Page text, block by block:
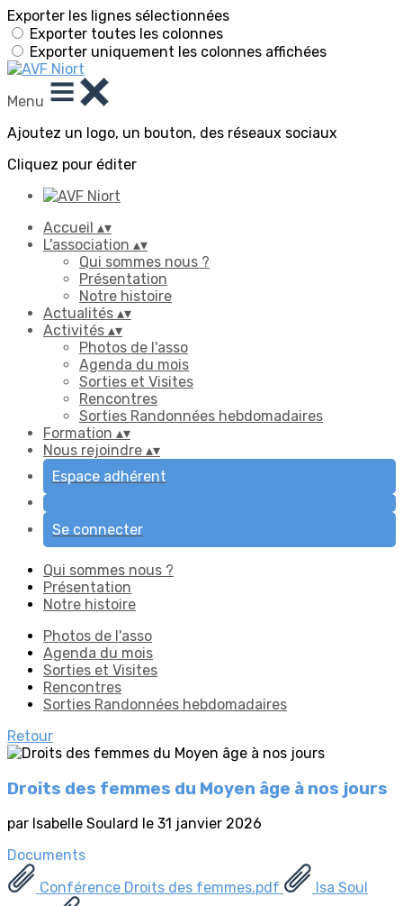
Exporter les lignes sélectionnées
Exporter toutes les colonnes
Exporter uniquement les colonnes affichées
Menu
Ajoutez un logo, un bouton, des réseaux sociaux
Cliquez pour éditer
Accueil ▴▾
L'association ▴▾
Qui sommes nous ?
Présentation
Notre histoire
Actualités ▴▾
Activités ▴▾
Photos de l'asso
Agenda du mois
Sorties et Visites
Rencontres
Sorties Randonnées hebdomadaires
Formation ▴▾
Nous rejoindre ▴▾
Espace adhérent
Se connecter
Qui sommes nous ?
Présentation
Notre histoire
Photos de l'asso
Agenda du mois
Sorties et Visites
Rencontres
Sorties Randonnées hebdomadaires
Retour
Droits des femmes du Moyen âge à nos jours
par Isabelle Soulard le 31 janvier 2026
Documents
Conférence Droits des femmes.pdf
Isa Soul